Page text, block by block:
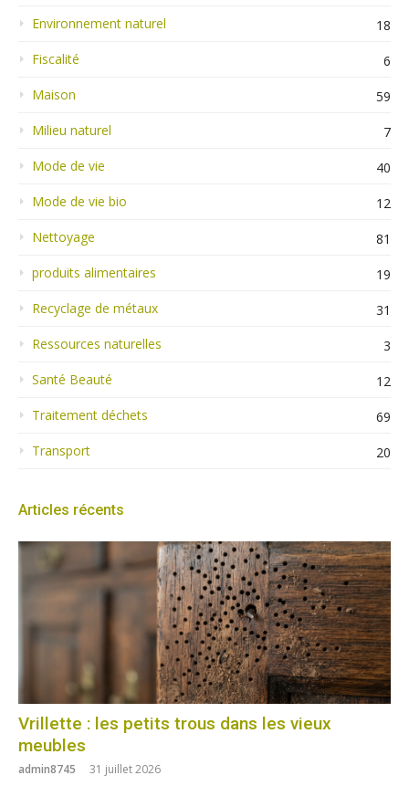
Environnement naturel
18
Fiscalité
6
Maison
59
Milieu naturel
7
Mode de vie
40
Mode de vie bio
12
Nettoyage
81
produits alimentaires
19
Recyclage de métaux
31
Ressources naturelles
3
Santé Beauté
12
Traitement déchets
69
Transport
20
Articles récents
Vrillette : les petits trous dans les vieux
meubles
admin8745 31 juillet 2026